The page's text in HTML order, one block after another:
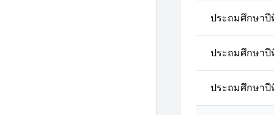
ประถมศึกษาปี
ประถมศึกษาปี
ประถมศึกษาปี